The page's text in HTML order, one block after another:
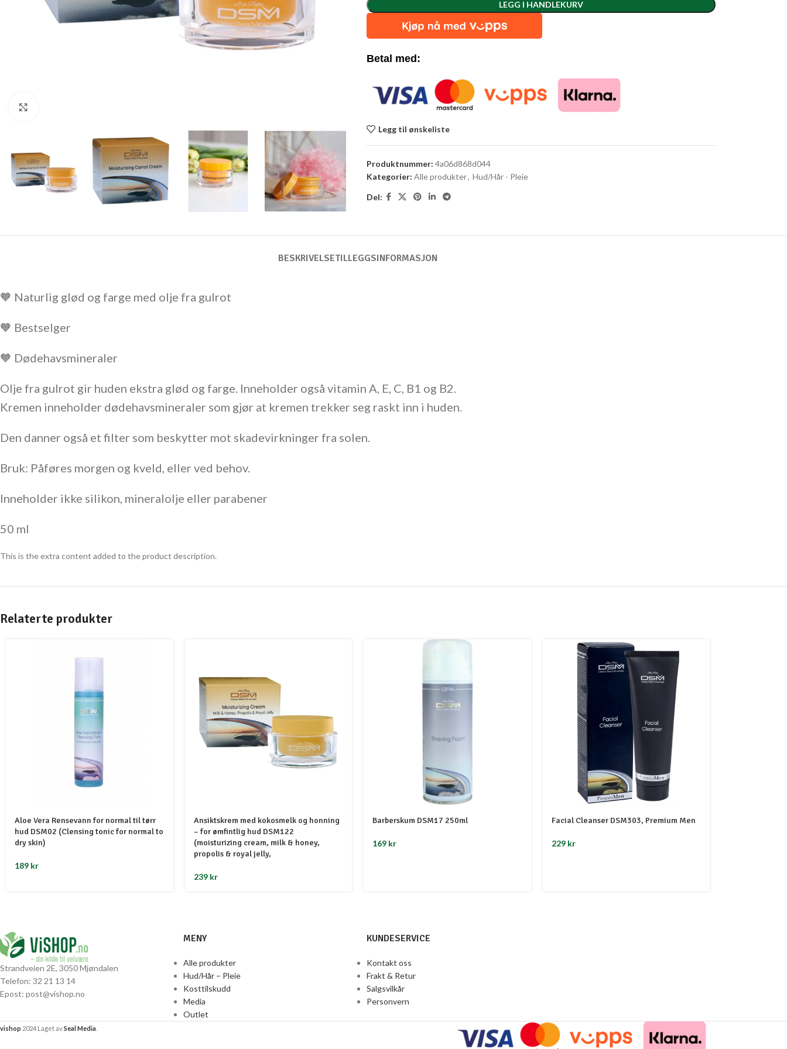
LEGG I HANDLEKURV
Betal med:
Legg til ønskeliste
Produktnummer: 4a06d868d044
Kategorier: Alle produkter, Hud/Hår - Pleie
Del:
BESKRIVELSETILLEGGSINFORMASJON
🧡 Naturlig glød og farge med olje fra gulrot
🧡 Bestselger
🧡 Dødehavsmineraler
Olje fra gulrot gir huden ekstra glød og farge. Inneholder også vitamin A, E, C, B1 og B2.
Kremen inneholder dødehavsmineraler som gjør at kremen trekker seg raskt inn i huden.
Den danner også et filter som beskytter mot skadevirkninger fra solen.
Bruk: Påføres morgen og kveld, eller ved behov.
Inneholder ikke silikon, mineralolje eller parabener
50 ml
This is the extra content added to the product description.
Relaterte produkter
Aloe Vera Rensevann for normal til tørr
hud DSM02 (Clensing tonic for normal to
dry skin)
189 kr
Ansiktskrem med kokosmelk og honning
– for ømfintlig hud DSM122
(moisturizing cream, milk & honey,
propolis & royal jelly,
239 kr
Barberskum DSM17 250ml
169 kr
Facial Cleanser DSM303, Premium Men
229 kr
Strandveien 2E, 3050 Mjøndalen
Telefon: 32 21 13 14
Epost: post@vishop.no
MENY
Alle produkter
Hud/Hår – Pleie
Kosttilskudd
Media
Outlet
KUNDESERVICE
Kontakt oss
Frakt & Retur
Salgsvilkår
Personvern
vishop 2024 Laget avSeal Media